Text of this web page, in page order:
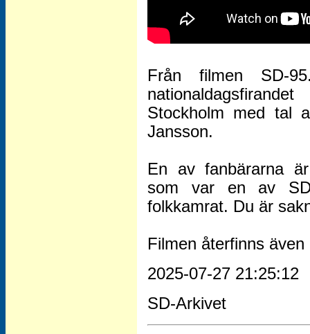
Från filmen SD-
Stockholm med tal
Jansson.
En av fanbärarna
som var en av
folkkamrat. Du är
Filmen återfinns
2025-07-27 21:25:12
SD-Arkivet